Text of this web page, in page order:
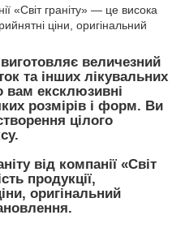
«Світ граніту» — це висока
ціни, оригінальний
виготовляє величезний
та інших лікувальних
вам ексклюзивні
розмірів і форм. Ви
цілого
від компанії «Світ
продукції,
оригінальний